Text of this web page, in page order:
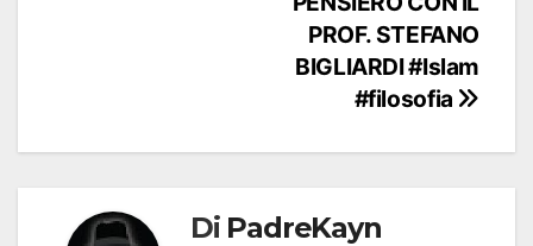
PROF. STEFANO
BIGLIARDI #Islam
#filosofia
Di PadreKayn